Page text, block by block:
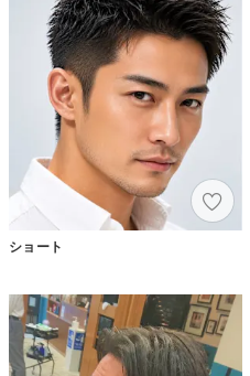
ショート